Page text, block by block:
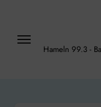
content
Hameln 99.3 -